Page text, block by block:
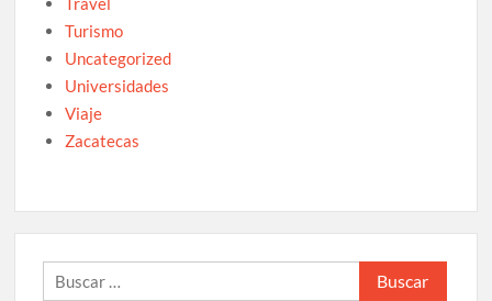
Turismo
Uncategorized
Universidades
Viaje
Zacatecas
Buscar: